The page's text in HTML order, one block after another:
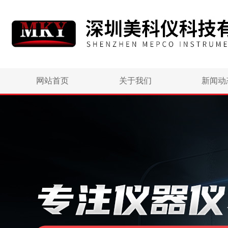
网站首页 关于我们 新闻动